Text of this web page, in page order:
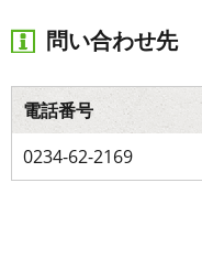
問い合わせ先
電話番号
0234-62-2169